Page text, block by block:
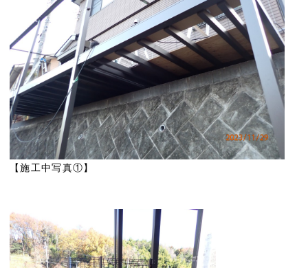
【施工中写真①】